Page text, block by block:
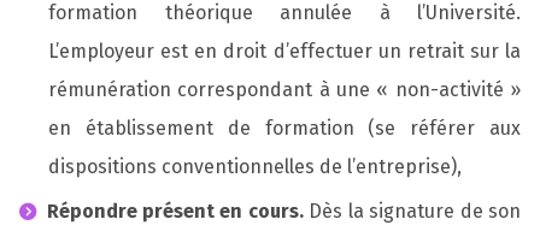
formation théorique annulée à l’Université.
L’employeur est en droit d’effectuer un retrait sur la
rémunération correspondant à une « non-activité »
en établissement de formation (se référer aux
dispositions conventionnelles de l’entreprise),
Répondre présent en cours. Dès la signature de son